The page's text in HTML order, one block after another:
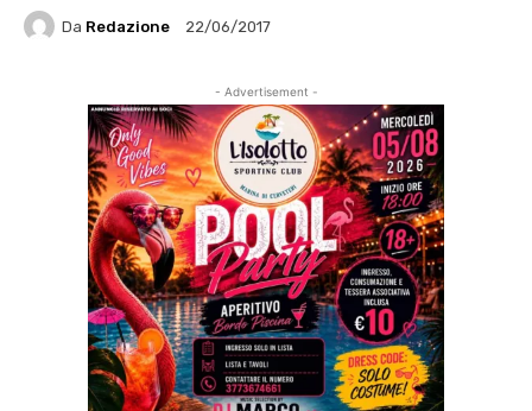
Da Redazione 22/06/2017
- Advertisement -